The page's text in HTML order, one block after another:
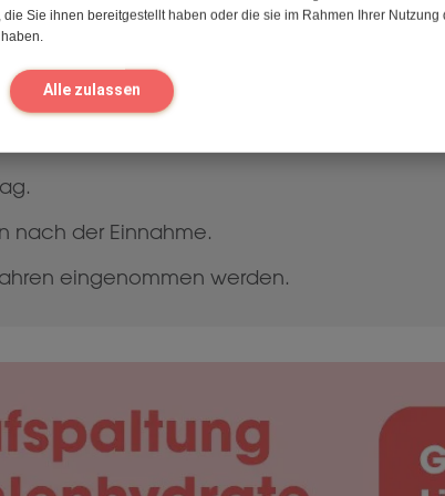
die Sie ihnen bereitgestellt haben oder die sie im Rahmen Ihrer Nutzung
Alle zulassen
mit dem ersten Bissen der Mahlzeit ein.
einnehmen oder in einem Glas Wasser
ein.
nach der Einnahme.
eingenommen werden.